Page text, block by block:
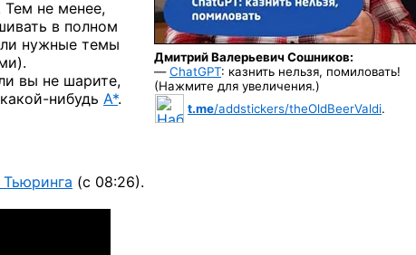
Дмитрий Валерьевич Сошников:
—ChatGPT: казнить нельзя, помиловать!
(Нажмите для увеличения.)
t.me/addstickers/theOldBeerValdi.
не менее,
в полном
нужные темы
вы не шарите,
какой-нибудь A*.
Тьюринга (с 08:26).